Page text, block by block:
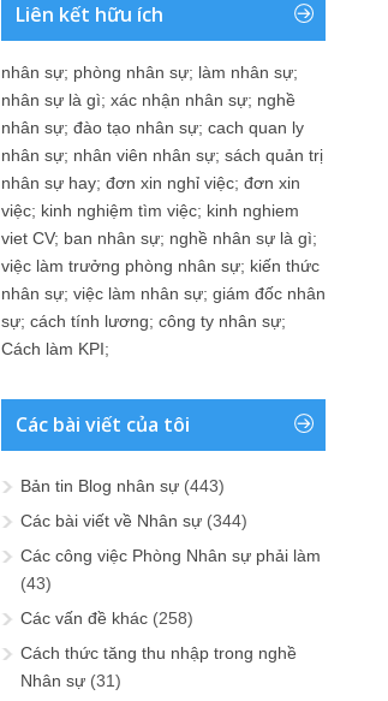
Liên kết hữu ích
nhân sự; phòng nhân sự; làm nhân sự;
nhân sự là gì; xác nhận nhân sự; nghề
nhân sự; đào tạo nhân sự; cach quan ly
nhân sự; nhân viên nhân sự; sách quản trị
nhân sự hay; đơn xin nghỉ việc; đơn xin
việc; kinh nghiệm tìm việc; kinh nghiem
viet CV; ban nhân sự; nghề nhân sự là gì;
việc làm trưởng phòng nhân sự; kiến thức
nhân sự; việc làm nhân sự; giám đốc nhân
sự; cách tính lương; công ty nhân sự;
Cách làm KPI;
Các bài viết của tôi
Bản tin Blog nhân sự (443)
Các bài viết về Nhân sự (344)
Các công việc Phòng Nhân sự phải làm
(43)
Các vấn đề khác (258)
Cách thức tăng thu nhập trong nghề
Nhân sự (31)